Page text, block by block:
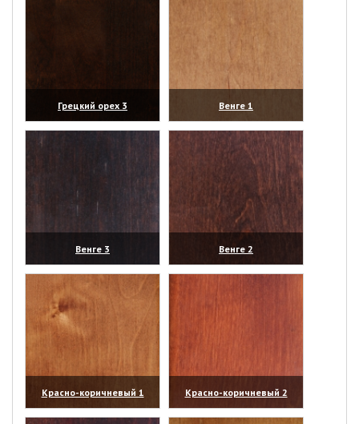
Грецкий орех 3
(увеличить)
Венге 1
(увеличить)
Венге 3
(увеличить)
Венге 2
(увеличить)
Красно-коричневый 1
(увеличить)
Красно-коричневый 2
(увеличить)